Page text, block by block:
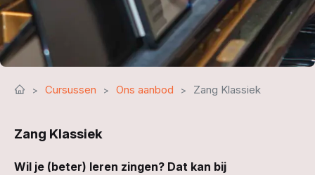
Cursussen Ons aanbod Zang Klassiek
Zang Klassiek
Wil je (beter) leren zingen? Dat kan bij